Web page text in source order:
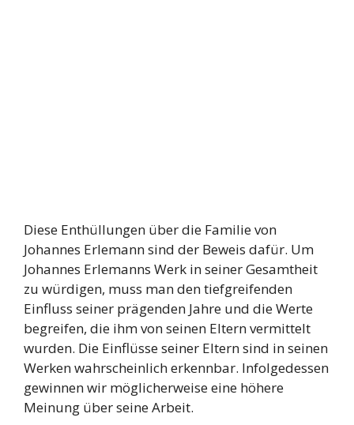
Diese Enthüllungen über die Familie von
Johannes Erlemann sind der Beweis dafür. Um
Johannes Erlemanns Werk in seiner Gesamtheit
zu würdigen, muss man den tiefgreifenden
Einfluss seiner prägenden Jahre und die Werte
begreifen, die ihm von seinen Eltern vermittelt
wurden. Die Einflüsse seiner Eltern sind in seinen
Werken wahrscheinlich erkennbar. Infolgedessen
gewinnen wir möglicherweise eine höhere
Meinung über seine Arbeit.